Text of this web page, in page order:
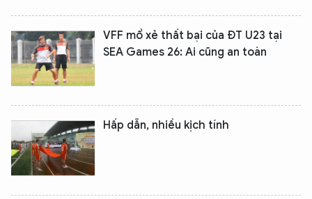
VFF mổ xẻ thất bại của ĐT U23 tại
SEA Games 26: Ai cũng an toàn
Hấp dẫn, nhiều kịch tính